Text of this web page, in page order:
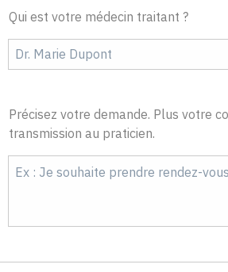
Qui est votre médecin traitant ?
Précisez votre demande. Plus votre
transmission au praticien.